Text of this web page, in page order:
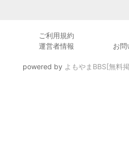
ご利用規約
運営者情報
お問
powered by よもやまBBS[無料